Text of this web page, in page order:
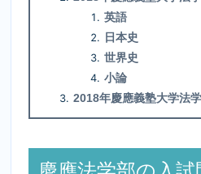
英語
日本史
世界史
小論
2018年慶應義塾大学法